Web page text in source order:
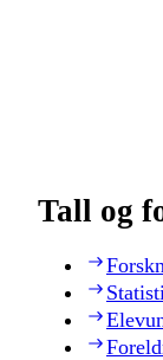
Tall og